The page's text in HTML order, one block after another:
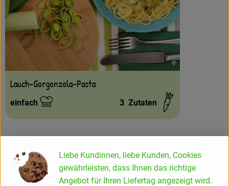
Lauch-Gorgonzola-Pasta
Schwierigkeit:
einfach 3 Zutaten
Info
Liebe Kundinnen, liebe Kunden, Cookies
gewährleisten, dass Ihnen das richtige
Angebot für Ihren Liefertag angezeigt wird.